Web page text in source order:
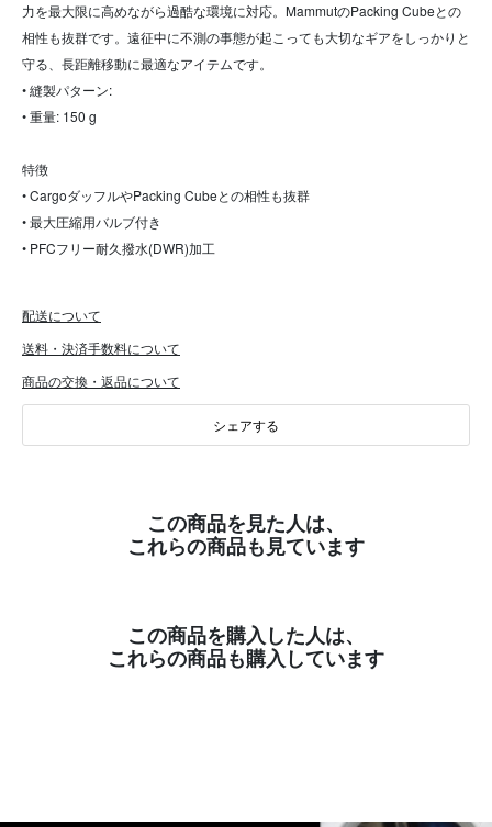
力を最大限に高めながら過酷な環境に対応。MammutのPacking Cubeとの
相性も抜群です。遠征中に不測の事態が起こっても大切なギアをしっかりと
守る、長距離移動に最適なアイテムです。
• 縫製パターン:
• 重量: 150 g
特徴
• CargoダッフルやPacking Cubeとの相性も抜群
• 最大圧縮用バルブ付き
• PFCフリー耐久撥水(DWR)加工
配送について
送料・決済手数料について
商品の交換・返品について
シェアする
この商品を見た人は、
これらの商品も見ています
この商品を購入した人は、
これらの商品も購入しています